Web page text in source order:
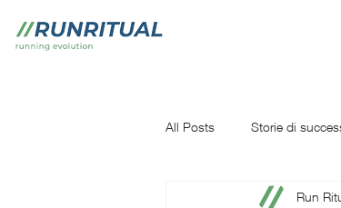
All Posts Storie di
Iniziare a
Run